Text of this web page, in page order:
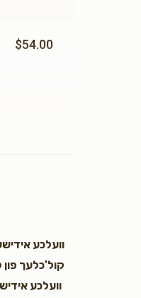
$54.00
וועלכע
קול'כלעך
וועלכע